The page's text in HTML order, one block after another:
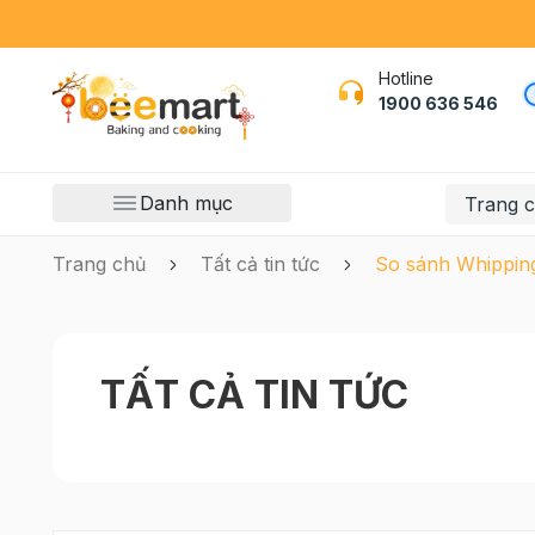
Hotline
1900 636 546
Danh mục Trang
Trang chủ Tất cả tin tức So sánh
TẤT CẢ TIN TỨC